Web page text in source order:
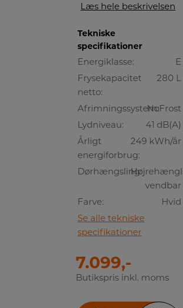
Læs hele beskrivelsen
Tekniske
specifikationer
Energiklasse:
E
Frysekapacitet
netto:
280 L
Afrimningssystem:NoFrost
Lydniveau:
41 dB(A)
Årligt
energiforbrug:
249 kWh/år
Dørhængsling:
vendbar
Farve:
Hvid
Se alle tekniske
specifikationer
7.099,-
Butikspris inkl. moms